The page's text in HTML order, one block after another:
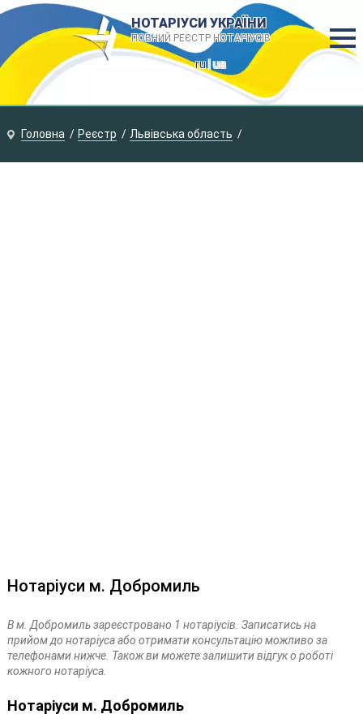
НОТАРІУСИ УКРАЇНИ
ПОВНИЙ РЕЄСТР НОТАРІУСІВ
ru| ua
Головна Реєстр Львівська область
Нотаріуси м. Добромиль
В м. Добромиль зареєстровано 1 нотаріусів. Записатись на
прийом до нотаріуса або отримати консультацію можливо за
телефонами нижче. Також ви можете залишити відгук о роботі
кожного нотаріуса.
Нотаріуси м. Добромиль